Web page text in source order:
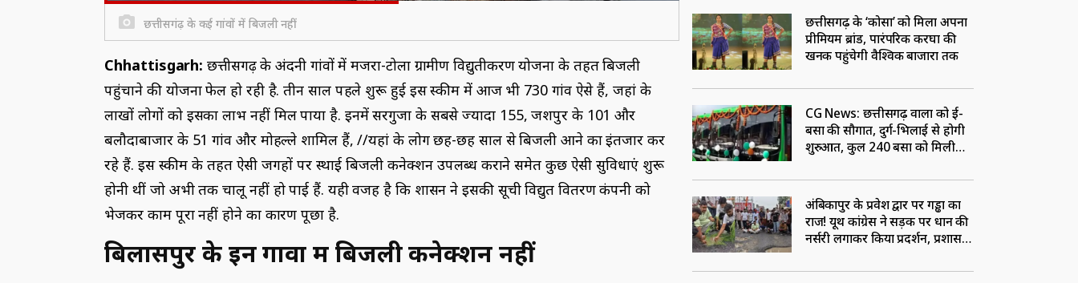
छत्तीसगंढ़ के कई गांवों में बिजली नहीं
Chhattisgarh: छत्तीसगढ़ के अंदरुनी गांवों में मजरा-टोला ग्रामीण विद्युतीकरण योजना के तहत बिजली
पहुंचाने की योजना फेल हाे रही है. तीन साल पहले शुरू हुई इस स्कीम में आज भी 730 गांव ऐसे हैं, जहां के
लाखों लोगों को इसका लाभ नहीं मिल पाया है. इनमें सरगुजा के सबसे ज्यादा 155, जशपुर के 101 और
बलौदाबाजार के 51 गांव और मोहल्ले शामिल हैं, //यहां के लोग छह-छह साल से बिजली आने का इंतजार कर
रहे हैं. इस स्कीम के तहत ऐसी जगहों पर स्थाई बिजली कनेक्शन उपलब्ध कराने समेत कुछ ऐसी सुविधाएं शुरू
होनी थीं जो अभी तक चालू नहीं हो पाई हैं. यही वजह है कि शासन ने इसकी सूची विद्युत वितरण कंपनी को
भेजकर काम पूरा नहीं होने का कारण पूछा है.
बिलासपुर के इन गावों में बिजली कनेक्शन नहीं
छत्तीसगढ़ के ‘कोसा’ को मिला अपना
प्रीमियम ब्रांड, पारंपरिक करघों की
खनक पहुंचेगी वैश्विक बाजारों तक
CG News: छत्तीसगढ़ वालों को ई-
बसों की सौगात, दुर्ग-भिलाई से होगी
शुरुआत, कुल 240 बसों को मिली
अंबिकापुर के प्रवेश द्वार पर गड्ढों का
राज! यूथ कांग्रेस ने सड़क पर धान की
नर्सरी लगाकर किया प्रदर्शन, प्रशासन